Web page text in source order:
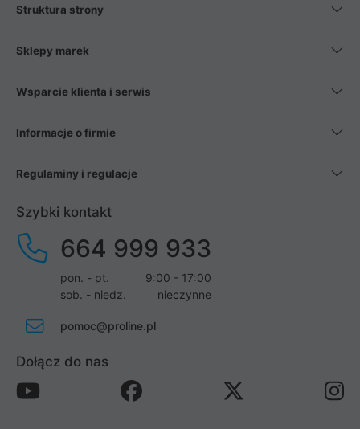
Struktura strony
Sklepy marek
Wsparcie klienta i serwis
Informacje o firmie
Regulaminy i regulacje
Szybki kontakt
664 999 933
pon. - pt.
9:00 - 17:00
sob. - niedz.
nieczynne
pomoc@proline.pl
Dołącz do nas